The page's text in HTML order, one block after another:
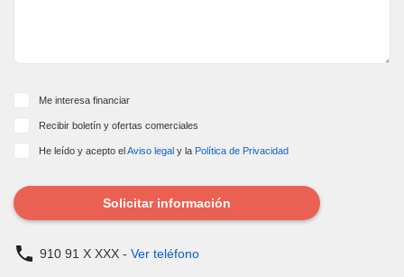
Me interesa financiar
Recibir boletín y ofertas comerciales
He leído y acepto elAviso legal y la Política de Privacidad
Solicitar información
910 91 X XXX - Ver teléfono